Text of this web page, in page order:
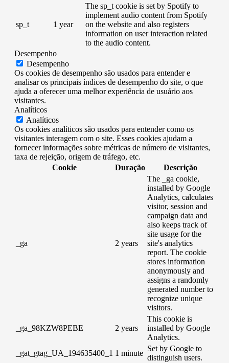
sp_t 1 year
The sp_t cookie is set by Spotify to
implement audio content from Spotify
on the website and also registers
information on user interaction related
to the audio content.
Desempenho
Desempenho
Os cookies de desempenho são usados ​​para entender e
analisar os principais índices de desempenho do site, o que
ajuda a oferecer uma melhor experiência de usuário aos
visitantes.
Analíticos
Analíticos
Os cookies analíticos são usados ​​para entender como os
visitantes interagem com o site. Esses cookies ajudam a
fornecer informações sobre métricas de número de visitantes,
taxa de rejeição, origem de tráfego, etc.
Cookie
Duração Descrição
_ga 2 years
The _ga cookie,
installed by Google
Analytics, calculates
visitor, session and
campaign data and
also keeps track of
site usage for the
site's analytics
report. The cookie
stores information
anonymously and
assigns a randomly
generated number to
recognize unique
visitors.
_ga_98KZW8PEBE 2 years
This cookie is
installed by Google
Analytics.
_gat_gtag_UA_194635400_1 1 minute
Set by Google to
distinguish users.